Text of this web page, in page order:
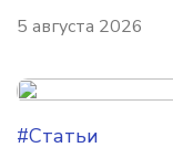
5 августа 2026
#Статьи